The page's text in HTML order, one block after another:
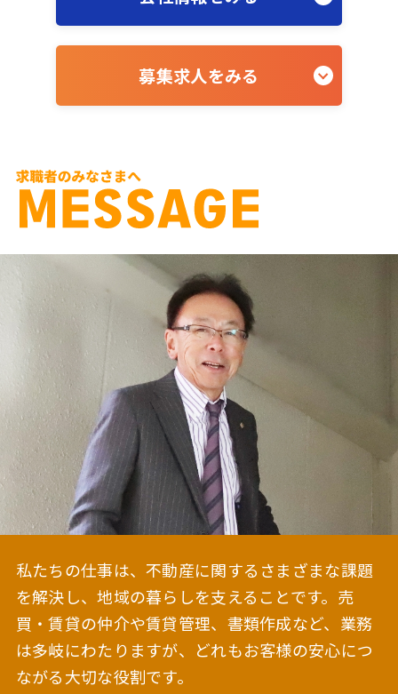
募集求人をみる
私たちの仕事は、不動産に関するさまざまな課題
を解決し、地域の暮らしを支えることです。売
買・賃貸の仲介や賃貸管理、書類作成など、業務
は多岐にわたりますが、どれもお客様の安心につ
ながる大切な役割です。